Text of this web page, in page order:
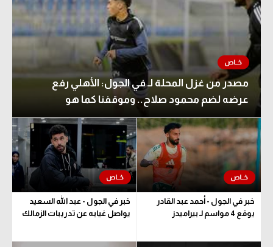
مصدر من غزل المحلة لـ في الجول: الأهلي رفع
عرضه لضم محمود صلاح.. وموقفنا كما هو
خبر في الجول - أحمد عبد القادر
يوقع 4 مواسم لـ بيراميدز
خبر في الجول - عبد الله السعيد
يواصل غيابه عن تدريبات الزمالك